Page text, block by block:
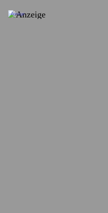
Anzeige